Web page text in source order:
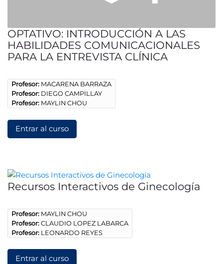
OPTATIVO: INTRODUCCIÓN A LAS
HABILIDADES COMUNICACIONALES
PARA LA ENTREVISTA CLÍNICA
Profesor: MACARENA BARRAZA
Profesor: DIEGO CAMPILLAY
Profesor: MAYLIN CHOU
Entrar al curso
Recursos Interactivos de Ginecología
Profesor: MAYLIN CHOU
Profesor: CLAUDIO LOPEZ LABARCA
Profesor: LEONARDO REYES
Entrar al curso